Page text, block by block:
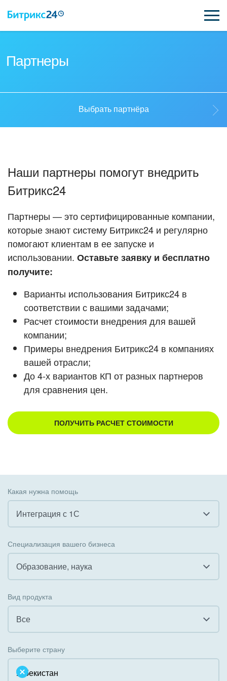
ВХОД
Партнеры
Стать партнёром
Кейсы партнеров
Смотреть видеокейсы
Выбрать партнёра
Наши партнеры помогут внедрить
Битрикс24
Партнеры — это сертифицированные компании,
которые знают систему Битрикс24 и регулярно
помогают клиентам в ее запуске и
использовании. Оставьте заявку и бесплатно
получите:
Варианты использования Битрикс24 в
соответствии с вашими задачами;
Расчет стоимости внедрения для вашей
компании;
Примеры внедрения Битрикс24 в компаниях
вашей отрасли;
До 4-х вариантов КП от разных партнеров
для сравнения цен.
ПОЛУЧИТЬ РАСЧЕТ СТОИМОСТИ
Какая нужна помощь
Интеграция с 1С
Внедрение КЭДО
Интеграция с 1С
Внедрение Бизнес-процессов
Системное администрирование
Специализация вашего бизнеса
Образование, наука
Государственные организации
Коммунальные услуги, ЖКХ
Вид продукта
Все
Облачный Битрикс24
Выберите страну